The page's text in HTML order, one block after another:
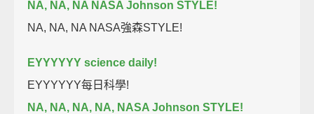
NA, NA, NA NASA Johnson STYLE!
NA, NA, NA NASA強森STYLE!
EYYYYYY science daily!
EYYYYYY每日科學!
NA, NA, NA, NA, NASA Johnson STYLE!